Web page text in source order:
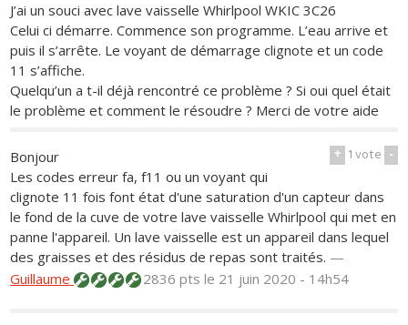
J’ai un souci avec lave vaisselle Whirlpool WKIC 3C26
Celui ci démarre. Commence son programme. L’eau arrive et
puis il s’arrête. Le voyant de démarrage clignote et un code
11 s’affiche.
Quelqu’un a t-il déjà rencontré ce problème ? Si oui quel était
le problème et comment le résoudre ? Merci de votre aide
+ 1vote -
Bonjour
Les codes erreur fa, f11 ou un voyant qui
clignote 11 fois font état d'une saturation d'un capteur dans
le fond de la cuve de votre lave vaisselle Whirlpool qui met en
panne l'appareil. Un lave vaisselle est un appareil dans lequel
des graisses et des résidus de repas sont traités. —
Guillaume
2836 ptsle 21 juin 2020 - 14h54